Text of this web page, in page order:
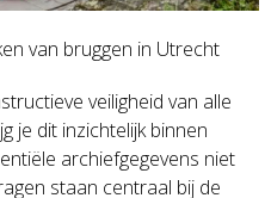
van bruggen in Utrecht
veiligheid van alle
je dit inzichtelijk binnen
archiefgegevens niet
staan centraal bij de